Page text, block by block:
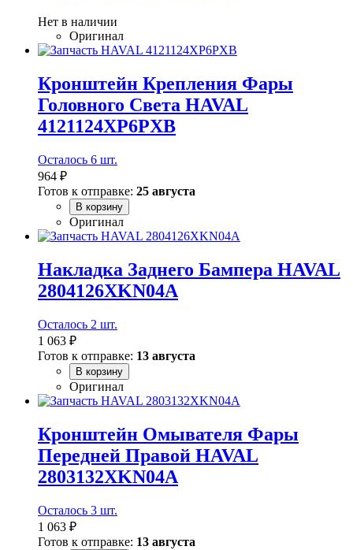
Нет в наличии
Оригинал
Кронштейн Крепления Фары
Головного Света HAVAL
4121124XP6PXB
Осталось 6 шт.
964 ₽
Готов к отправке: 25 августа
В корзину
Оригинал
Накладка Заднего Бампера HAVAL
2804126XKN04A
Осталось 2 шт.
1 063 ₽
Готов к отправке: 13 августа
В корзину
Оригинал
Кронштейн Омывателя Фары
Передней Правой HAVAL
2803132XKN04A
Осталось 3 шт.
1 063 ₽
Готов к отправке: 13 августа